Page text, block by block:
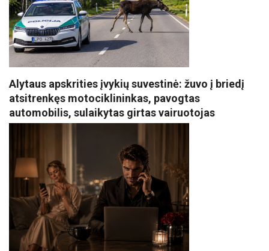
Alytaus apskrities įvykių suvestinė: žuvo į briedį
atsitrenkęs motociklininkas, pavogtas
automobilis, sulaikytas girtas vairuotojas